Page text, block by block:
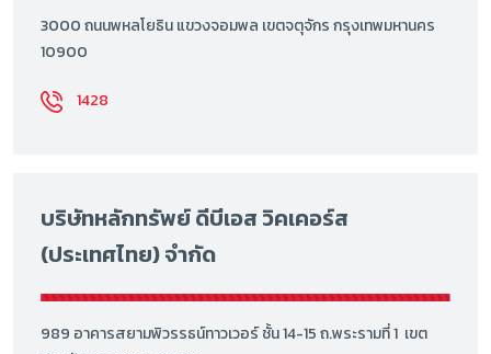
3000 ถนนพหลโยธิน แขวงจอมพล เขตจตุจักร กรุงเทพมหานคร
10900
1428
บริษัทหลักทรัพย์ ดีบีเอส วิคเคอร์ส
(ประเทศไทย) จำกัด
989 อาคารสยามพิวรรธน์ทาวเวอร์ ชั้น 14-15 ถ.พระรามที่ 1 เขต